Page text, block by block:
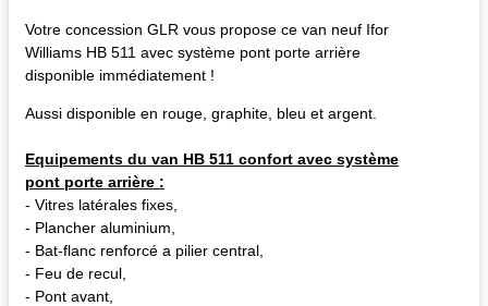
Votre concession GLR vous propose ce van neuf Ifor
Williams HB 511 avec système pont porte arrière
disponible immédiatement !
Aussi disponible en rouge, graphite, bleu et argent.
Equipements du van HB 511 confort avec système
pont porte arrière :
- Vitres latérales fixes,
- Plancher aluminium,
- Bat-flanc renforcé a pilier central,
- Feu de recul,
- Pont avant,